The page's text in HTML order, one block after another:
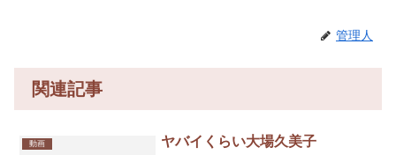
管理人
関連記事
動画 ヤバイくらい大場久美子